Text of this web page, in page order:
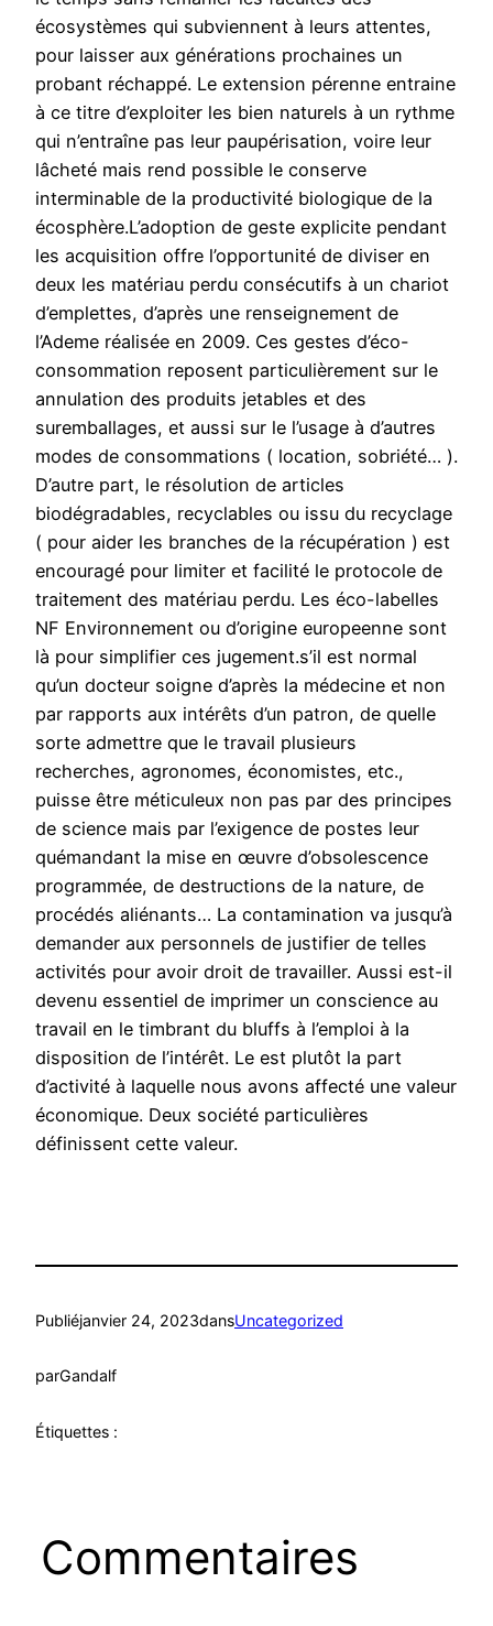
écosystèmes qui subviennent à leurs attentes,
pour laisser aux générations prochaines un
probant réchappé. Le extension pérenne entraine
à ce titre d’exploiter les bien naturels à un rythme
qui n’entraîne pas leur paupérisation, voire leur
lâcheté mais rend possible le conserve
interminable de la productivité biologique de la
écosphère.L’adoption de geste explicite pendant
les acquisition offre l’opportunité de diviser en
deux les matériau perdu consécutifs à un chariot
d’emplettes, d’après une renseignement de
l’Ademe réalisée en 2009. Ces gestes d’éco-
consommation reposent particulièrement sur le
annulation des produits jetables et des
suremballages, et aussi sur le l’usage à d’autres
modes de consommations ( location, sobriété… ).
D’autre part, le résolution de articles
biodégradables, recyclables ou issu du recyclage
( pour aider les branches de la récupération ) est
encouragé pour limiter et facilité le protocole de
traitement des matériau perdu. Les éco-labelles
NF Environnement ou d’origine europeenne sont
là pour simplifier ces jugement.s’il est normal
qu’un docteur soigne d’après la médecine et non
par rapports aux intérêts d’un patron, de quelle
sorte admettre que le travail plusieurs
recherches, agronomes, économistes, etc.,
puisse être méticuleux non pas par des principes
de science mais par l’exigence de postes leur
quémandant la mise en œuvre d’obsolescence
programmée, de destructions de la nature, de
procédés aliénants… La contamination va jusqu’à
demander aux personnels de justifier de telles
activités pour avoir droit de travailler. Aussi est-il
devenu essentiel de imprimer un conscience au
travail en le timbrant du bluffs à l’emploi à la
disposition de l’intérêt. Le est plutôt la part
d’activité à laquelle nous avons affecté une valeur
économique. Deux société particulières
définissent cette valeur.
Publiéjanvier 24, 2023dansUncategorized
parGandalf
Étiquettes :
Commentaires